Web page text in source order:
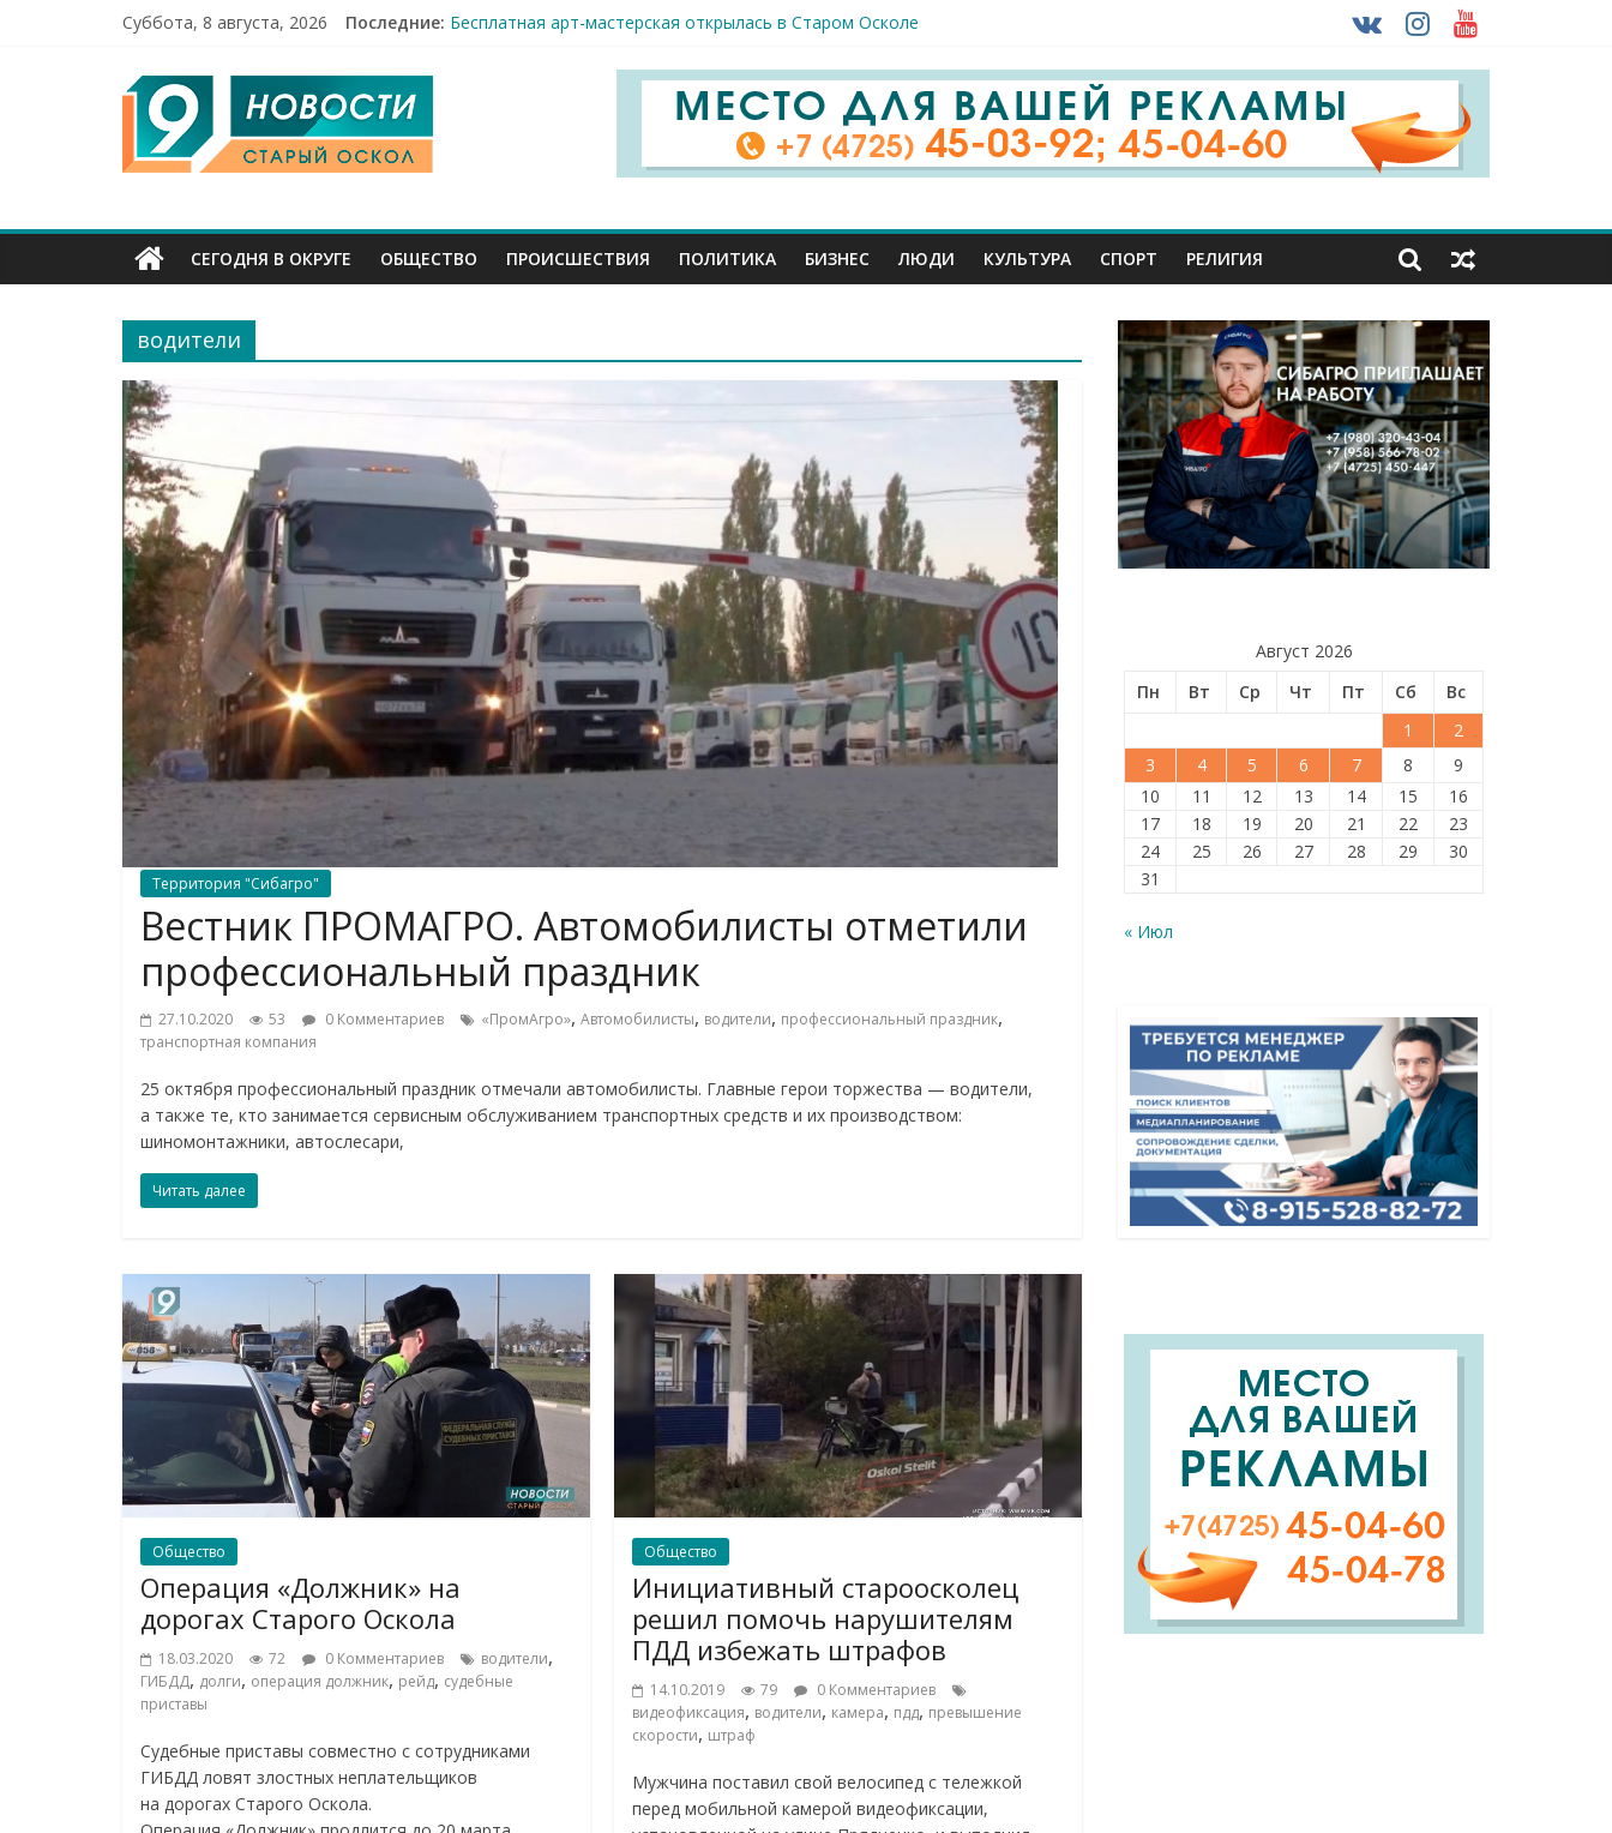
Суббота, 8 августа, 2026 Последние: Праздник спорта и достижений: в Старом Осколе отметили День физкультурника
12 человек пострадали сегодня при новых ударах ВСУ по нашему региону
49,5 млн руб. похитили мошенники у жителей Белгородчины под предлогом ввоза машин из-за рубежа
Строители принимают поздравления с профессиональным праздником
9
Канал
Старый
Оскол
СЕГОДНЯ В ОКРУГЕ ОБЩЕСТВО ПРОИСШЕСТВИЯ ПОЛИТИКА БИЗНЕС ЛЮДИ КУЛЬТУРА СПОРТ РЕЛИГИЯ
водители
Территория "Сибагро"
Вестник ПРОМАГРО. Автомобилисты отметили
профессиональный праздник
27.10.2020 53 0 Комментариев «ПромАгро», Автомобилисты, водители, профессиональный праздник,
транспортная компания
25 октября профессиональный праздник отмечали автомобилисты. Главные герои торжества — водители,
а также те, кто занимается сервисным обслуживанием транспортных средств и их производством:
шиномонтажники, автослесари,
Читать далее
Общество
Операция «Должник» на
дорогах Старого Оскола
18.03.2020 72 0 Комментариев водители,
ГИБДД, долги, операция должник, рейд, судебные
приставы
Судебные приставы совместно с сотрудниками
ГИБДД ловят злостных неплательщиков
на дорогах Старого Оскола.
Общество
Инициативный староосколец
решил помочь нарушителям
ПДД избежать штрафов
14.10.2019 79
0 Комментариев
видеофиксация, водители, камера, пдд, превышение
скорости, штраф
Мужчина поставил свой велосипед с тележкой
перед мобильной камерой видеофиксации,
Август 2026
Пн
Вт Ср Чт Пт Сб
Вс
1
2
3
4 5 6 7 8
9
10
11 12 13 14 15
16
17
18 19 20 21 22
23
24
25 26 27 28 29
30
31
« Июл